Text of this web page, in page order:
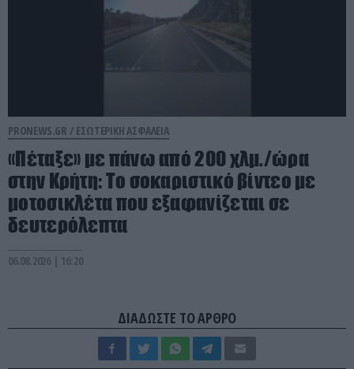
PRONEWS.GR / ΕΣΩΤΕΡΙΚΗ ΑΣΦΑΛΕΙΑ
«Πέταξε» με πάνω από 200 χλμ./ώρα
στην Κρήτη: Το σοκαριστικό βίντεο με
μοτοσικλέτα που εξαφανίζεται σε
δευτερόλεπτα
06.08.2026 | 16:20
ΔΙΑΔΩΣΤΕ ΤΟ ΑΡΘΡΟ